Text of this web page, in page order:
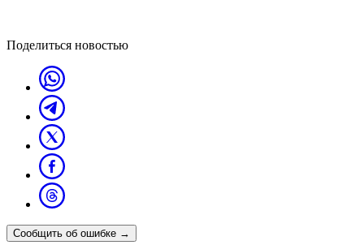
Поделиться новостью
Сообщить об ошибке →